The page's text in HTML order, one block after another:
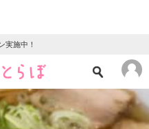
実施中！
ュース